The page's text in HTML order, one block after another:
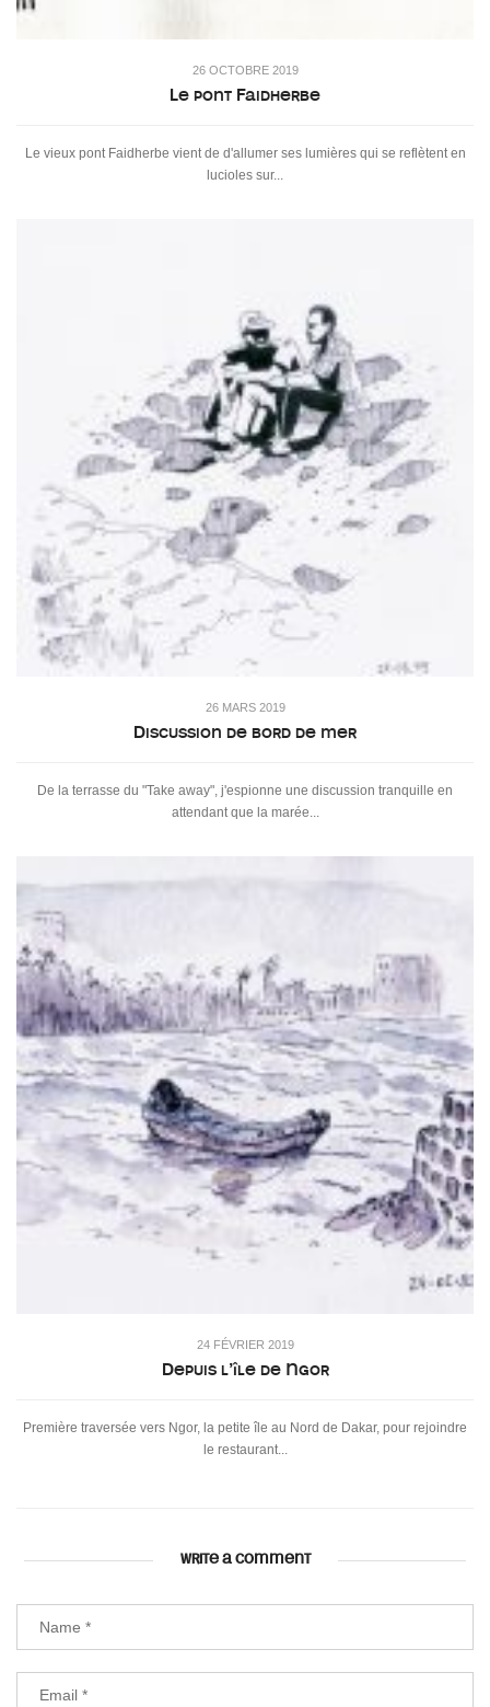
26 OCTOBRE 2019
Le pont Faidherbe
Le vieux pont Faidherbe vient de d'allumer ses lumières qui se reflètent en
lucioles sur...
26 MARS 2019
Discussion de bord de mer
De la terrasse du "Take away", j'espionne une discussion tranquille en
attendant que la marée...
24 FÉVRIER 2019
Depuis l’île de Ngor
Première traversée vers Ngor, la petite île au Nord de Dakar, pour rejoindre
le restaurant...
WRITE A COMMENT